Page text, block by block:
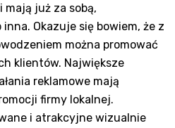
już za sobą,
Okazuje się bowiem, że z
można promować
klientów. Największe
reklamowe mają
firmy lokalnej.
i atrakcyjne wizualnie